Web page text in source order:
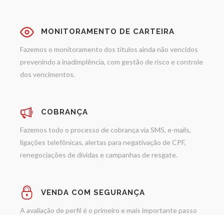
MONITORAMENTO DE CARTEIRA
Fazemos o monitoramento dos títulos ainda não vencidos
prevenindo a inadimplência, com gestão de risco e controle
dos vencimentos.
COBRANÇA
Fazemos todo o processo de cobrança via SMS, e-mails,
ligações telefônicas, alertas para negativação de CPF,
renegociações de dívidas e campanhas de resgate.
VENDA COM SEGURANÇA
A avaliação de perfil é o primeiro e mais importante passo